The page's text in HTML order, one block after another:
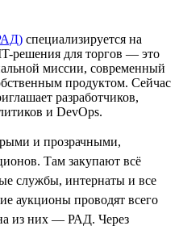
специализируется на
решения для торгов — это
миссии, современный
продуктом. Сейчас
разработчиков,
и DevOps.
и прозрачными,
Там закупают всё
службы, интернаты и все
аукционы проводят всего
из них — РАД. Через